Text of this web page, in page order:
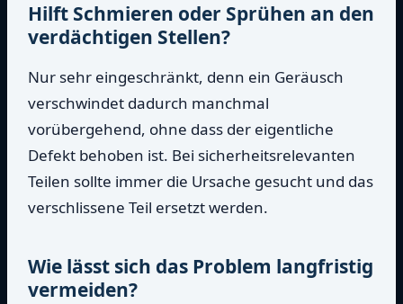
Hilft Schmieren oder Sprühen an den
verdächtigen Stellen?
Nur sehr eingeschränkt, denn ein Geräusch
verschwindet dadurch manchmal
vorübergehend, ohne dass der eigentliche
Defekt behoben ist. Bei sicherheitsrelevanten
Teilen sollte immer die Ursache gesucht und das
verschlissene Teil ersetzt werden.
Wie lässt sich das Problem langfristig
vermeiden?